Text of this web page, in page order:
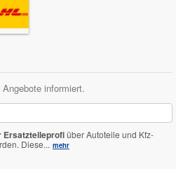
informiert.
Ersatzteileprofiüber Autoteile und Kfz-
Diese... mehr